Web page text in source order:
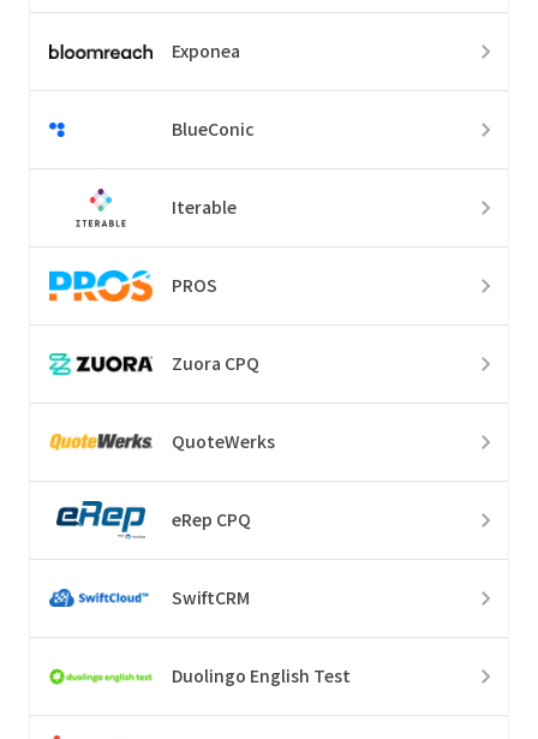
Exponea
BlueConic
Iterable
PROS
Zuora CPQ
QuoteWerks
eRep CPQ
SwiftCRM
Duolingo English Test